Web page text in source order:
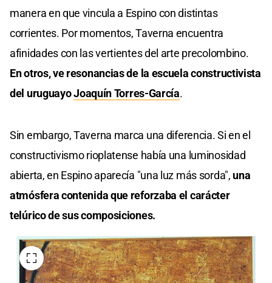
manera en que vincula a Espino con distintas
corrientes. Por momentos, Taverna encuentra
afinidades con las vertientes del arte precolombino.
En otros, ve resonancias de la escuela constructivista
del uruguayoJoaquín Torres-García.
Sin embargo, Taverna marca una diferencia. Si en el
constructivismo rioplatense había una luminosidad
abierta, en Espino aparecía "una luz más sorda", una
atmósfera contenida que reforzaba el carácter
telúrico de sus composiciones.